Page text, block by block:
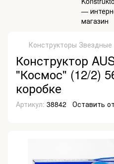
Конструкторы
Конструктор
"Космос" (12/2)
коробке
Артикул: 38842 Оставить